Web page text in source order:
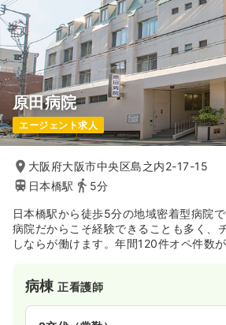
原田病院
エージェント求人
大阪府大阪市中央区島之内2-17-15
日本橋駅
5分
日本橋駅から徒歩5分の地域密着型病院
病院だからこそ経験できることも多く、
しならが働けます。年間120件オペ件数
病棟正看護師